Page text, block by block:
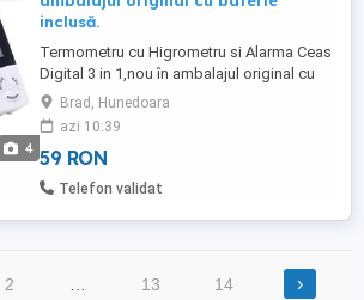
4
inclusă.
Termometru cu Higrometru si Alarma Ceas
Digital 3 in 1,nou în ambalajul original cu
baterie inclusă. Aparat multifunctional
care masoara temperatura si umiditatea,
pentru un climat sanatos. Totodata are
functie de alarma si ceas. Higrometrul
retine in memorie umiditatea minima si
Brad, Hunedoara
azi 10:39
59 RON
Telefon validat
2 13 14 ›